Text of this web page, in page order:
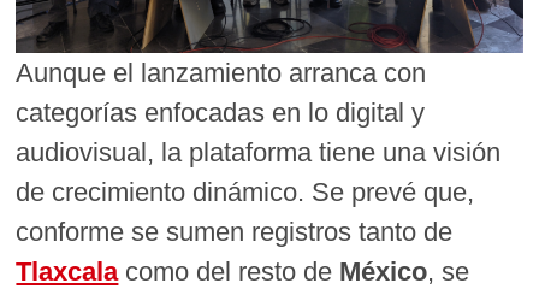
Aunque el lanzamiento arranca con
categorías enfocadas en lo digital y
audiovisual, la plataforma tiene una visión
de crecimiento dinámico. Se prevé que,
conforme se sumen registros tanto de
Tlaxcalacomo del resto de México, se